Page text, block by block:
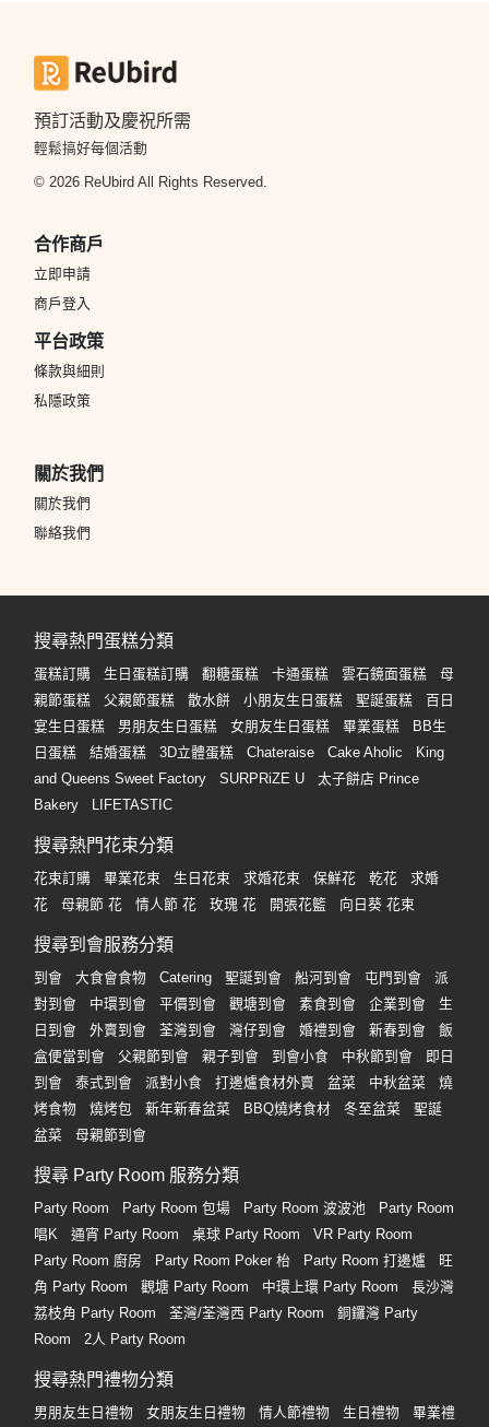
預訂活動及慶祝所需
輕鬆搞好每個活動
© 2026 ReUbird All Rights Reserved.
合作商戶
立即申請
商戶登入
平台政策
條款與細則
私隱政策
關於我們
關於我們
聯絡我們
搜尋熱門蛋糕分類
蛋糕訂購 生日蛋糕訂購 翻糖蛋糕 卡通蛋糕 雲石鏡面蛋糕
母
親節蛋糕
父親節蛋糕 散水餅 小朋友生日蛋糕 聖誕蛋糕
百日
宴生日蛋糕
男朋友生日蛋糕 女朋友生日蛋糕 畢業蛋糕
BB生
日蛋糕
結婚蛋糕 3D立體蛋糕 Chateraise Cake Aholic
King
and Queens Sweet Factory
SURPRiZE U
太子餅店 Prince
Bakery
LIFETASTIC
搜尋熱門花束分類
花束訂購 畢業花束 生日花束 求婚花束 保鮮花 乾花
求婚
花
母親節 花 情人節 花 玫瑰 花 開張花籃 向日葵 花束
搜尋到會服務分類
到會 大食會食物 Catering 聖誕到會 船河到會 屯門到會
派
對到會
中環到會 平價到會 觀塘到會 素食到會 企業到會
生
日到會
外賣到會 荃灣到會 灣仔到會 婚禮到會 新春到會
飯
盒便當到會
父親節到會 親子到會 到會小食 中秋節到會
即日
到會
泰式到會 派對小食 打邊爐食材外賣 盆菜 中秋盆菜
燒
烤食物
燒烤包 新年新春盆菜 BBQ燒烤食材 冬至盆菜
聖誕
盆菜
母親節到會
搜尋 Party Room 服務分類
Party Room Party Room 包場 Party Room 波波池
Party Room
唱K
通宵 Party Room 桌球 Party Room
VR Party Room
Party Room 廚房
Party Room Poker 枱 Party Room 打邊爐
旺
角 Party Room
觀塘 Party Room 中環上環 Party Room
長沙灣
荔枝角 Party Room
荃灣/荃灣西 Party Room
銅鑼灣 Party
Room
2人 Party Room
搜尋熱門禮物分類
男朋友生日禮物 女朋友生日禮物 情人節禮物 生日禮物 畢業禮